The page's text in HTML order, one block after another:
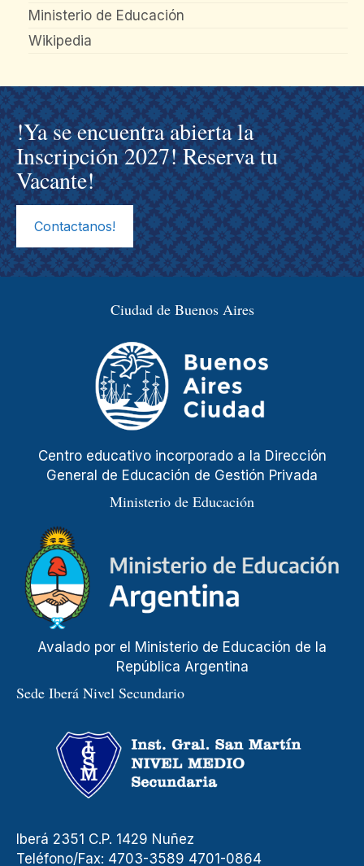
Ministerio de Educación
Wikipedia
!Ya se encuentra abierta la
Inscripción 2027! Reserva tu
Vacante!
Contactanos!
Ciudad de Buenos Aires
Centro educativo incorporado a la Dirección
General de Educación de Gestión Privada
Ministerio de Educación
Avalado por el Ministerio de Educación de la
República Argentina
Sede Iberá Nivel Secundario
Iberá 2351 C.P. 1429 Nuñez
Teléfono/Fax: 4703-3589 4701-0864